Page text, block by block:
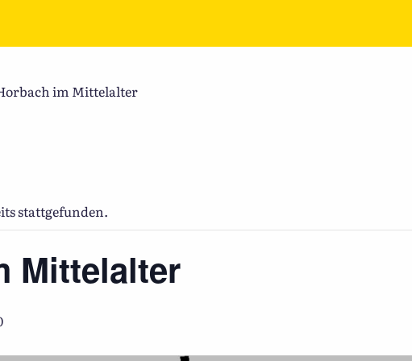
im Mittelalter
stattgefunden.
Mittelalter